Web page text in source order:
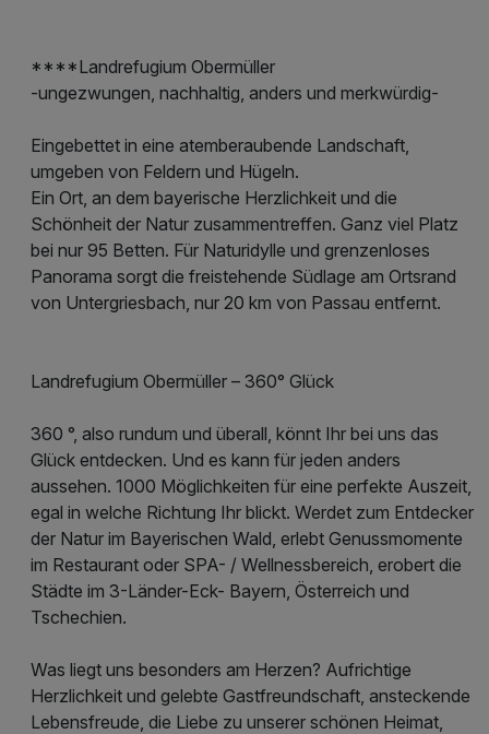
****Landrefugium Obermüller
-ungezwungen, nachhaltig, anders und merkwürdig-
Eingebettet in eine atemberaubende Landschaft,
umgeben von Feldern und Hügeln.
Ein Ort, an dem bayerische Herzlichkeit und die
Schönheit der Natur zusammentreffen. Ganz viel Platz
bei nur 95 Betten. Für Naturidylle und grenzenloses
Panorama sorgt die freistehende Südlage am Ortsrand
von Untergriesbach, nur 20 km von Passau entfernt.
Landrefugium Obermüller – 360° Glück
360 °, also rundum und überall, könnt Ihr bei uns das
Glück entdecken. Und es kann für jeden anders
aussehen. 1000 Möglichkeiten für eine perfekte Auszeit,
egal in welche Richtung Ihr blickt. Werdet zum Entdecker
der Natur im Bayerischen Wald, erlebt Genussmomente
im Restaurant oder SPA- / Wellnessbereich, erobert die
Städte im 3-Länder-Eck- Bayern, Österreich und
Tschechien.
Was liegt uns besonders am Herzen? Aufrichtige
Herzlichkeit und gelebte Gastfreundschaft, ansteckende
Lebensfreude, die Liebe zu unserer schönen Heimat,